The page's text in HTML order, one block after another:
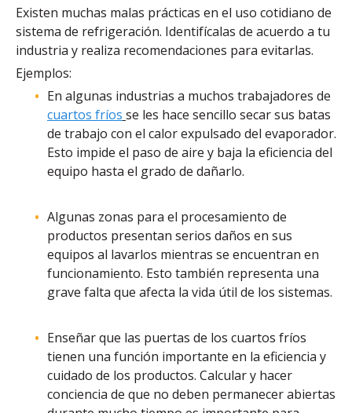
Existen muchas malas prácticas en el uso cotidiano de
sistema de refrigeración. Identifícalas de acuerdo a tu
industria y realiza recomendaciones para evitarlas.
Ejemplos:
En algunas industrias a muchos trabajadores de
cuartos fríos se les hace sencillo secar sus batas
de trabajo con el calor expulsado del evaporador.
Esto impide el paso de aire y baja la eficiencia del
equipo hasta el grado de dañarlo.
Algunas zonas para el procesamiento de
productos presentan serios daños en sus
equipos al lavarlos mientras se encuentran en
funcionamiento. Esto también representa una
grave falta que afecta la vida útil de los sistemas.
Enseñar que las puertas de los cuartos fríos
tienen una función importante en la eficiencia y
cuidado de los productos. Calcular y hacer
conciencia de que no deben permanecer abiertas